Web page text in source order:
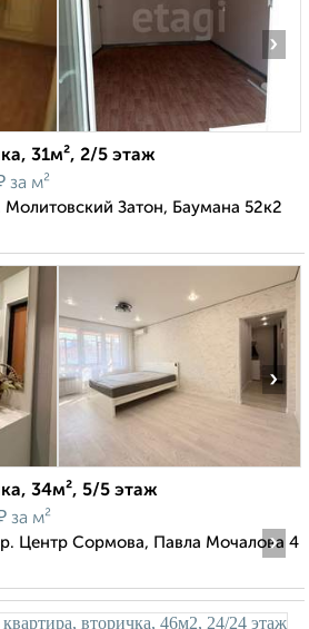
›
31м², 2/5 этаж
за м²
Затон, Баумана 52к2
›
34м², 5/5 этаж
за м²
Центр Сормова, Павла Мочалова 4
›